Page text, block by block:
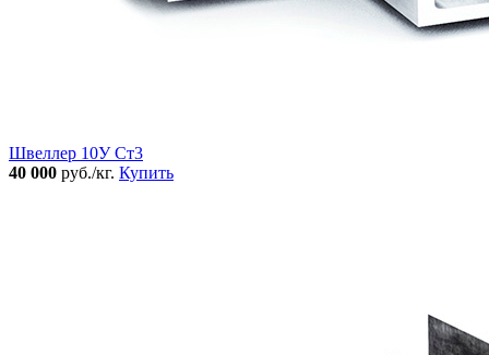
Швеллер 10У Ст3
40 000 руб./кг. Купить